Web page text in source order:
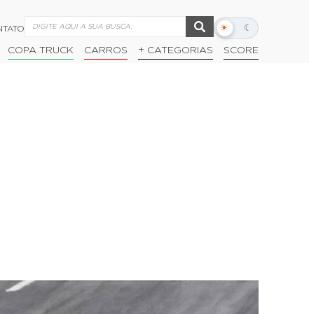
☀ ☾
Alternar
escuro
COPA TRUCK CARROS + CATEGORIAS SCORE